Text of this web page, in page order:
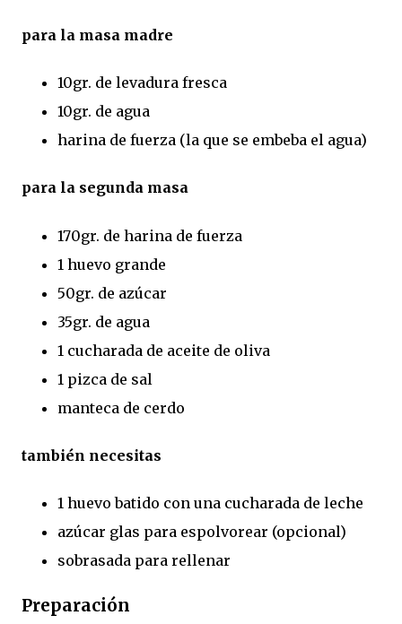
para la masa madre
10gr. de levadura fresca
10gr. de agua
harina de fuerza (la que se embeba el agua)
para la segunda masa
170gr. de harina de fuerza
1 huevo grande
50gr. de azúcar
35gr. de agua
1 cucharada de aceite de oliva
1 pizca de sal
manteca de cerdo
también necesitas
1 huevo batido con una cucharada de leche
azúcar glas para espolvorear (opcional)
sobrasada para rellenar
Preparación